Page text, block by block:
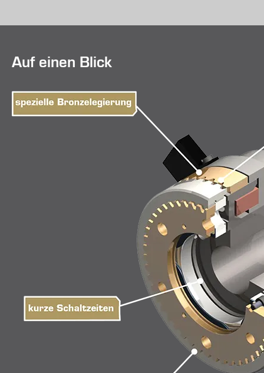
Auf einen Blick